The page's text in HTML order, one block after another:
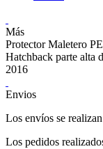
Más
Protector Maletero
Hatchback parte alta
2016
Envios
Los envíos se
Los pedidos